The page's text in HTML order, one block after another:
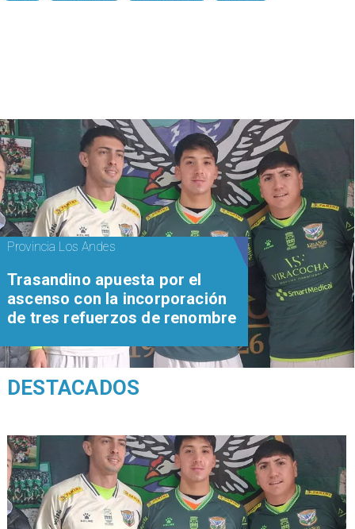
Provincia Los Andes
Trasandino apuesta por el
ascenso con la incorporación
de tres refuerzos de renombre
DESTACADOS